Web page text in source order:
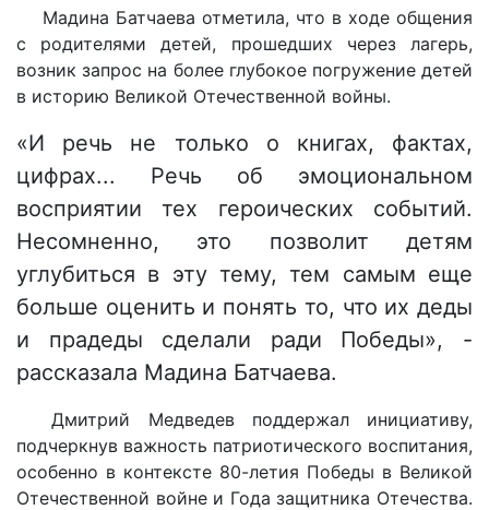
Мадина Батчаева отметила, что в ходе общения
с родителями детей, прошедших через лагерь,
возник запрос на более глубокое погружение детей
в историю Великой Отечественной войны.
«И речь не только о книгах, фактах,
цифрах... Речь об эмоциональном
восприятии тех героических событий.
Несомненно, это позволит детям
углубиться в эту тему, тем самым еще
больше оценить и понять то, что их деды
и прадеды сделали ради Победы», -
рассказала Мадина Батчаева.
Дмитрий Медведев поддержал инициативу,
подчеркнув важность патриотического воспитания,
особенно в контексте 80-летия Победы в Великой
Отечественной войне и Года защитника Отечества.